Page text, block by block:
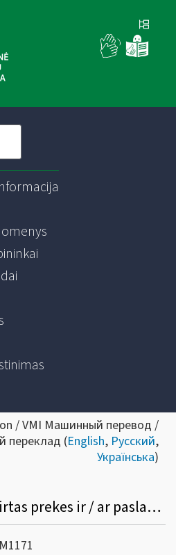
/ VMI Машинный перевод /
переклад (English, Русский,
Українська)
Už kokiai veiklai skirtas prekes ir / ar paslaugas užsienio apmokestinamasis asmuo gali kreiptis dėl PVM grąžinimo?